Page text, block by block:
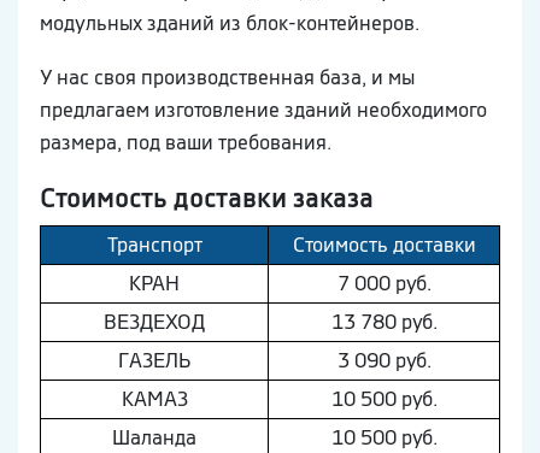
модульных зданий из блок-контейнеров.
У нас своя производственная база, и мы
предлагаем изготовление зданий необходимого
размера, под ваши требования.
Стоимость доставки заказа
Транспорт
Стоимость доставки
КРАН
7 000 руб.
ВEЗДEХОД
13 780 руб.
ГAЗEЛЬ
3 090 руб.
КAМAЗ
10 500 руб.
Шaлaнда
10 500 руб.